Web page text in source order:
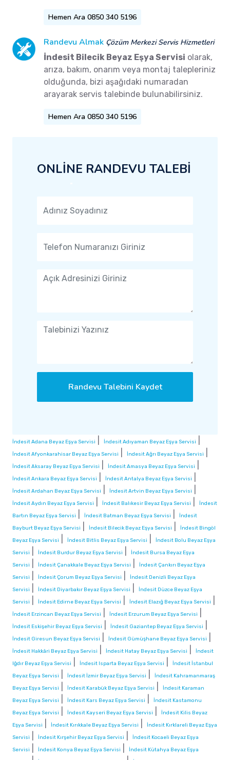
Hemen Ara 0850 340 5196
Randevu Almak Çözüm Merkezi Servis Hizmetleri
İndesit Bilecik Beyaz Eşya Servisi olarak,
arıza, bakım, onarım veya montaj talepleriniz
olduğunda, bizi aşağıdaki numaradan
arayarak servis talebinde bulunabilirsiniz.
Hemen Ara 0850 340 5196
ONLİNE RANDEVU TALEBİ
Randevu Talebini Kaydet
İndesit Adana Beyaz Eşya Servisi İndesit Adıyaman Beyaz Eşya Servisi
İndesit Afyonkarahisar Beyaz Eşya Servisi İndesit Ağrı Beyaz Eşya Servisi
İndesit Aksaray Beyaz Eşya Servisi İndesit Amasya Beyaz Eşya Servisi
İndesit Ankara Beyaz Eşya Servisi İndesit Antalya Beyaz Eşya Servisi
İndesit Ardahan Beyaz Eşya Servisi İndesit Artvin Beyaz Eşya Servisi
İndesit Aydın Beyaz Eşya Servisi İndesit Balıkesir Beyaz Eşya Servisi
İndesit
Bartın Beyaz Eşya Servisi
İndesit Batman Beyaz Eşya Servisi
İndesit
Bayburt Beyaz Eşya Servisi
İndesit Bilecik Beyaz Eşya Servisi
İndesit Bingöl
Beyaz Eşya Servisi
İndesit Bitlis Beyaz Eşya Servisi
İndesit Bolu Beyaz Eşya
Servisi
İndesit Burdur Beyaz Eşya Servisi
İndesit Bursa Beyaz Eşya
Servisi
İndesit Çanakkale Beyaz Eşya Servisi
İndesit Çankırı Beyaz Eşya
Servisi
İndesit Çorum Beyaz Eşya Servisi
İndesit Denizli Beyaz Eşya
Servisi
İndesit Diyarbakır Beyaz Eşya Servisi
İndesit Düzce Beyaz Eşya
Servisi
İndesit Edirne Beyaz Eşya Servisi İndesit Elazığ Beyaz Eşya Servisi
İndesit Erzincan Beyaz Eşya Servisi İndesit Erzurum Beyaz Eşya Servisi
İndesit Eskişehir Beyaz Eşya Servisi İndesit Gaziantep Beyaz Eşya Servisi
İndesit Giresun Beyaz Eşya Servisi İndesit Gümüşhane Beyaz Eşya Servisi
İndesit Hakkâri Beyaz Eşya Servisi İndesit Hatay Beyaz Eşya Servisi
İndesit
Iğdır Beyaz Eşya Servisi
İndesit Isparta Beyaz Eşya Servisi
İndesit İstanbul
Beyaz Eşya Servisi
İndesit İzmir Beyaz Eşya Servisi
İndesit Kahramanmaraş
Beyaz Eşya Servisi
İndesit Karabük Beyaz Eşya Servisi
İndesit Karaman
Beyaz Eşya Servisi
İndesit Kars Beyaz Eşya Servisi
İndesit Kastamonu
Beyaz Eşya Servisi
İndesit Kayseri Beyaz Eşya Servisi
İndesit Kilis Beyaz
Eşya Servisi
İndesit Kırıkkale Beyaz Eşya Servisi
İndesit Kırklareli Beyaz Eşya
Servisi
İndesit Kırşehir Beyaz Eşya Servisi
İndesit Kocaeli Beyaz Eşya
Servisi
İndesit Konya Beyaz Eşya Servisi
İndesit Kütahya Beyaz Eşya